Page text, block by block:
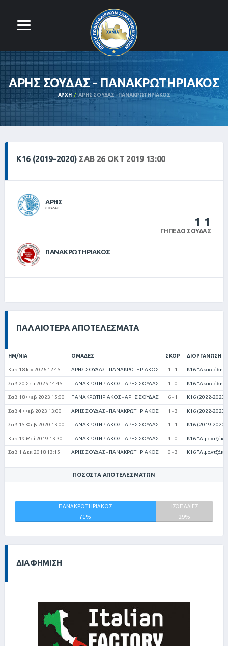
ΑΡΗΣ ΣΟΥΔΑΣ - ΠΑΝΑΚΡΩΤΗΡΙΑΚΟΣ
ΑΡΧΉ ΑΡΗΣ ΣΟΥΔΑΣ - ΠΑΝΑΚΡΩΤΗΡΙΑΚΟΣ
Κ16 (2019-2020) ΣΑΒ 26 ΟΚΤ 2019 13:00
ΑΡΗΣ
ΣΟΥΔΑΣ
1 1
ΓΉΠΕΔΟ ΣΟΎΔΑΣ
ΠΑΝΑΚΡΩΤΗΡΙΑΚΟΣ
ΠΑΛΑΙΌΤΕΡΑ ΑΠΟΤΕΛΈΣΜΑΤΑ
ΗΜ/ΝΊΑ ΟΜΆΔΕΣ ΣΚΟΡ ΔΙΟΡΓΆΝΩΣΗ
Κυρ 18 Ιαν 2026 12:45 ΑΡΗΣ ΣΟΥΔΑΣ - ΠΑΝΑΚΡΩΤΗΡΙΑΚΟΣ 1 - 1 Κ16 "Ακασιάδης
Σαβ 20 Σεπ 2025 14:45 ΠΑΝΑΚΡΩΤΗΡΙΑΚΟΣ - ΑΡΗΣ ΣΟΥΔΑΣ 1 - 0 Κ16 "Ακασιάδης
Σαβ 18 Φεβ 2023 15:00 ΠΑΝΑΚΡΩΤΗΡΙΑΚΟΣ - ΑΡΗΣ ΣΟΥΔΑΣ 6 - 1 Κ16 (2022-2023)
Σαβ 4 Φεβ 2023 13:00 ΑΡΗΣ ΣΟΥΔΑΣ - ΠΑΝΑΚΡΩΤΗΡΙΑΚΟΣ 1 - 3 Κ16 (2022-2023)
Σαβ 15 Φεβ 2020 13:00 ΠΑΝΑΚΡΩΤΗΡΙΑΚΟΣ - ΑΡΗΣ ΣΟΥΔΑΣ 1 - 1 Κ16 (2019-2020)
Κυρ 19 Μαΐ 2019 13:30 ΠΑΝΑΚΡΩΤΗΡΙΑΚΟΣ - ΑΡΗΣ ΣΟΥΔΑΣ 4 - 0 Κ16
Σαβ 1 Δεκ 2018 13:15 ΑΡΗΣ ΣΟΥΔΑΣ - ΠΑΝΑΚΡΩΤΗΡΙΑΚΟΣ 0 - 3 Κ16
ΠΟΣΟΣΤΆ ΑΠΟΤΕΛΕΣΜΆΤΩΝ
ΠΑΝΑΚΡΩΤΗΡΙΑΚΟΣ
71%
ΙΣΟΠΑΛΙΕΣ
29%
ΔΙΑΦΉΜΙΣΗ